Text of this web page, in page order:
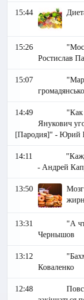
15:44
15:26
Ростислав
15:07
14:49
Янукович
[Пародия]" -
14:11
- Андрей
13:50
13:31
"А
Чернышов
13:12
Коваленко
12:48